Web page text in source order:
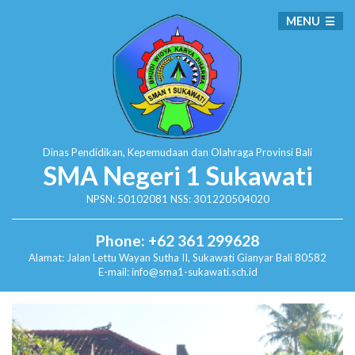
Dinas Pendidikan, Kepemudaan dan Olahraga Provinsi Bali
SMA Negeri 1 Sukawati
NPSN: 50102081 NSS: 301220504020
Phone: +62 361 299628
Alamat: Jalan Lettu Wayan Sutha II, SukawatiGianyar Bali 80582
E-mail: info@sma1-sukawati.sch.id
MENU